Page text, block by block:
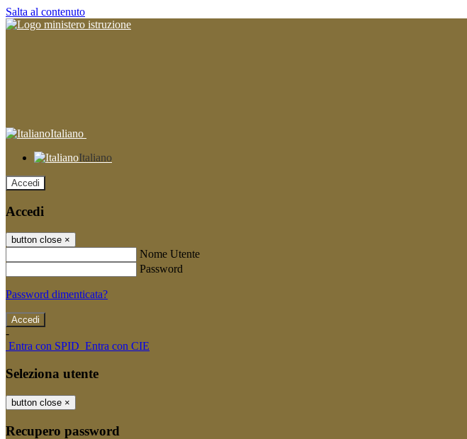
Salta al contenuto
Italiano
Italiano
Accedi
Accedi
button close ×
Nome Utente
Password
Password dimenticata?
-
Entra con SPID Entra con CIE
Seleziona utente
button close ×
Recupero password